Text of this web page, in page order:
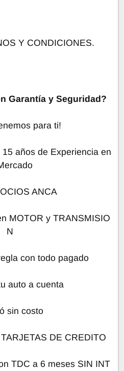
Y CONDICIONES.
Garantía y Seguridad?
para ti!
años de Experiencia en
ANCA
MOTOR y TRANSMISIO
N
con todo pagado
auto a cuenta
sin costo
DE CREDITO
TDC a 6 meses SIN INT